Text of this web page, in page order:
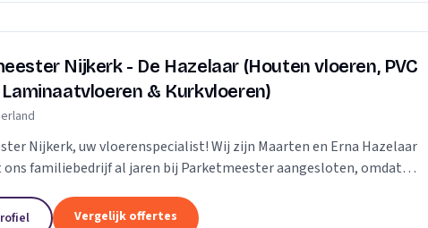
Nijkerk - De Hazelaar (Houten vloeren, PVC
& Kurkvloeren)
Nijkerk, uw vloerenspecialist! Wij zijn Maarten en Erna Hazelaar
familiebedrijf al jaren bij Parketmeester aangesloten, omdat
Vergelijk offertes